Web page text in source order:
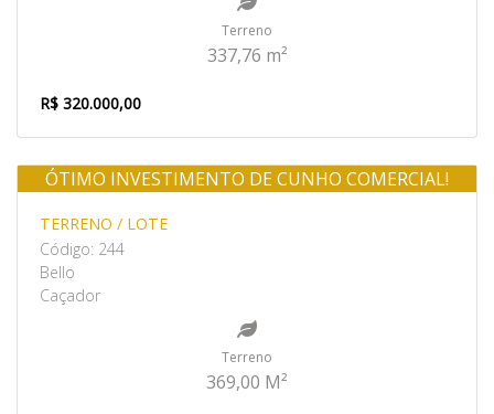
Terreno
337,76 m²
R$ 320.000,00
Venda
ÓTIMO INVESTIMENTO DE CUNHO COMERCIAL!
TERRENO / LOTE
Código: 244
Bello
Caçador
Terreno
369,00 M²